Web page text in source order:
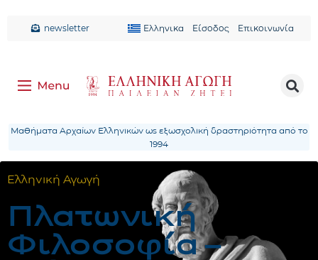
newsletter Ελληνικα Είσοδος Επικοινωνία
Μαθήματα Αρχαίων Ελληνικών ως εξωσχολική δραστηριότητα από το
1994
Ελληνική Αγωγή
Πλατωνική
Φιλοσοφία –